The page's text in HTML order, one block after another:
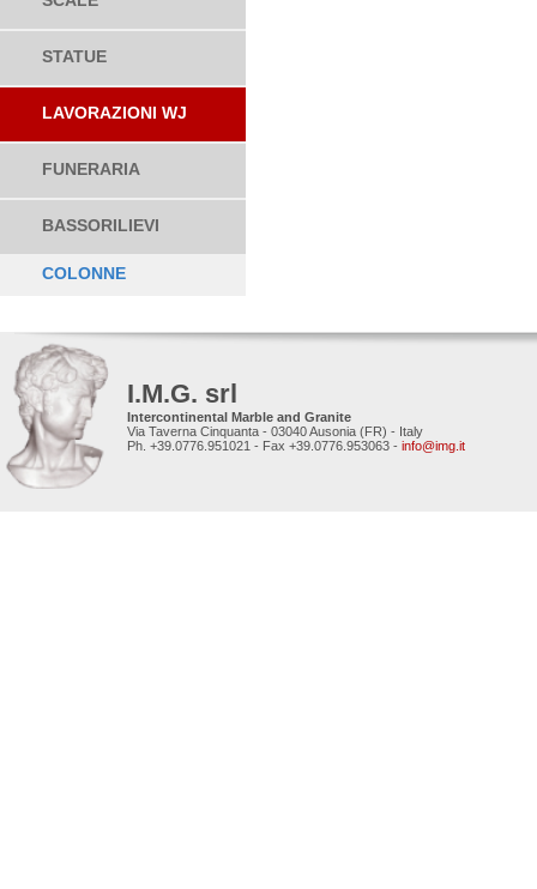
STATUE
LAVORAZIONI WJ
FUNERARIA
BASSORILIEVI
COLONNE
I.M.G. srl
Intercontinental Marble and Granite
Via Taverna Cinquanta - 03040 Ausonia (FR) - Italy
Ph. +39.0776.951021 - Fax +39.0776.953063 - info@img.it